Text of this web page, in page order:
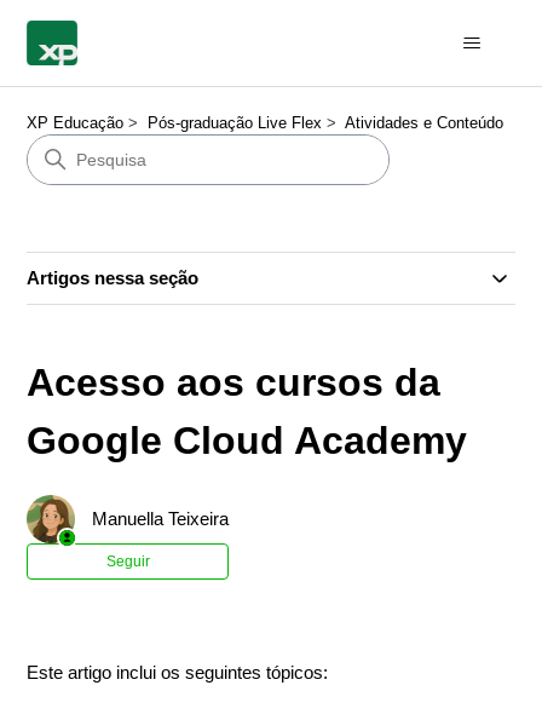
XP Educação Pós-graduação Live Flex Atividades e Conteúdo
Artigos nessa seção
Acesso aos cursos da
Google Cloud Academy
Manuella Teixeira
Seguir
Este artigo inclui os seguintes tópicos: